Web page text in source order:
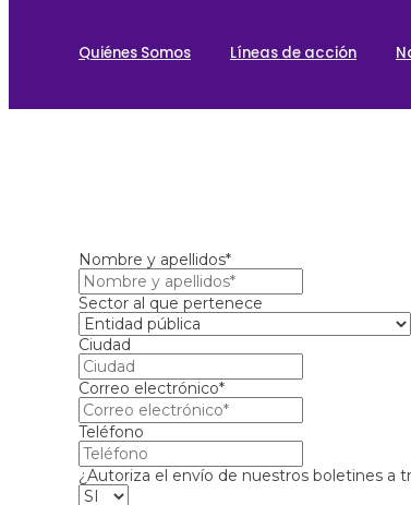
Quiénes Somos Líneas de acción
Nombre y apellidos*
Sector al que pertenece
Ciudad
Correo electrónico*
Teléfono
¿Autoriza el envío de nuestros boletines a